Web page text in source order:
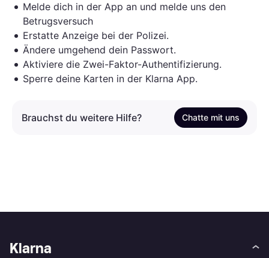
Melde dich in der App an und melde uns den
Betrugsversuch
Erstatte Anzeige bei der Polizei.
Ändere umgehend dein Passwort.
Aktiviere die Zwei-Faktor-Authentifizierung.
Sperre deine Karten in der Klarna App.
Brauchst du weitere Hilfe? Chatte mit uns
Klarna